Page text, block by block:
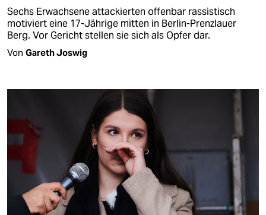
Sechs Erwachsene attackierten offenbar rassistisch
motiviert eine 17-Jährige mitten in Berlin-Prenzlauer
Berg. Vor Gericht stellen sie sich als Opfer dar.
Von Gareth Joswig